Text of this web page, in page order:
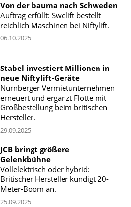
Von der bauma nach Schweden
Auftrag erfüllt: Swelift bestellt
reichlich Maschinen bei Niftylift.
06.10.2025
Stabel investiert Millionen in
neue Niftylift-Geräte
Nürnberger Vermietunternehmen
erneuert und ergänzt Flotte mit
Großbestellung beim britischen
Hersteller.
29.09.2025
JCB bringt größere
Gelenkbühne
Vollelektrisch oder hybrid:
Britischer Hersteller kündigt 20-
Meter-Boom an.
25.09.2025